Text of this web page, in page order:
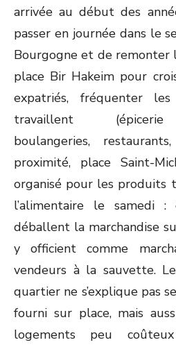
arrivée au début des
passer en journée dans le
Bourgogne et de remonter
place Bir Hakeim pour
expatriés, fréquenter
travaillent (épicerie
boulangeries,
proximité, place Saint-
organisé pour les produits
l’alimentaire le samedi :
déballent la marchandise
y officient comme
vendeurs à la sauvette.
quartier ne s’explique pas
fourni sur place, mais
logements peu